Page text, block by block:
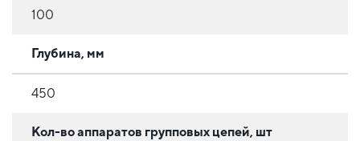
100
Глубина, мм
450
Кол-во аппаратов групповых цепей, шт